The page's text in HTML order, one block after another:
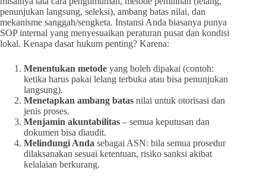
penunjukan langsung, seleksi), ambang batas nilai, dan
mekanisme sanggah/sengketa. Instansi Anda biasanya punya
SOP internal yang menyesuaikan peraturan pusat dan kondisi
lokal. Kenapa dasar hukum penting? Karena:
Menentukan metode yang boleh dipakai (contoh:
ketika harus pakai lelang terbuka atau bisa penunjukan
langsung).
Menetapkan ambang batas nilai untuk otorisasi dan
jenis proses.
Menjamin akuntabilitas – semua keputusan dan
dokumen bisa diaudit.
Melindungi Anda sebagai ASN: bila semua prosedur
dilaksanakan sesuai ketentuan, risiko sanksi akibat
kelalaian berkurang.